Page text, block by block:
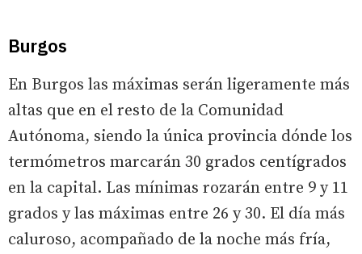
Burgos
En Burgos las máximas serán ligeramente más
altas que en el resto de la Comunidad
Autónoma, siendo la única provincia dónde los
termómetros marcarán 30 grados centígrados
en la capital. Las mínimas rozarán entre 9 y 11
grados y las máximas entre 26 y 30. El día más
caluroso, acompañado de la noche más fría,